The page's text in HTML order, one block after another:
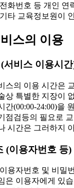
화번호 등 개인 연
타 교육정보원이
스의 이용
서비스 이용시
스의 이용 시간은
상 특별한 지장이
간(00:00-24:00)을
점검등의 필요로
시간은 그러하지
(이용자번호 등)
용자번호 및 비밀
은 이용자에게 있